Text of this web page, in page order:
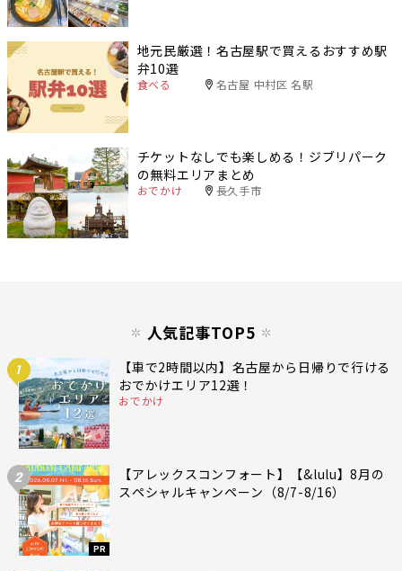
地元民厳選！名古屋駅で買えるおすすめ駅
弁10選
食べる 名古屋 中村区 名駅
チケットなしでも楽しめる！ジブリパーク
の無料エリアまとめ
おでかけ 長久手市
人気記事TOP5
1
【車で2時間以内】名古屋から日帰りで行ける
おでかけエリア12選！
おでかけ
2
PR
【アレックスコンフォート】【&lulu】8月の
スペシャルキャンペーン（8/7-8/16）